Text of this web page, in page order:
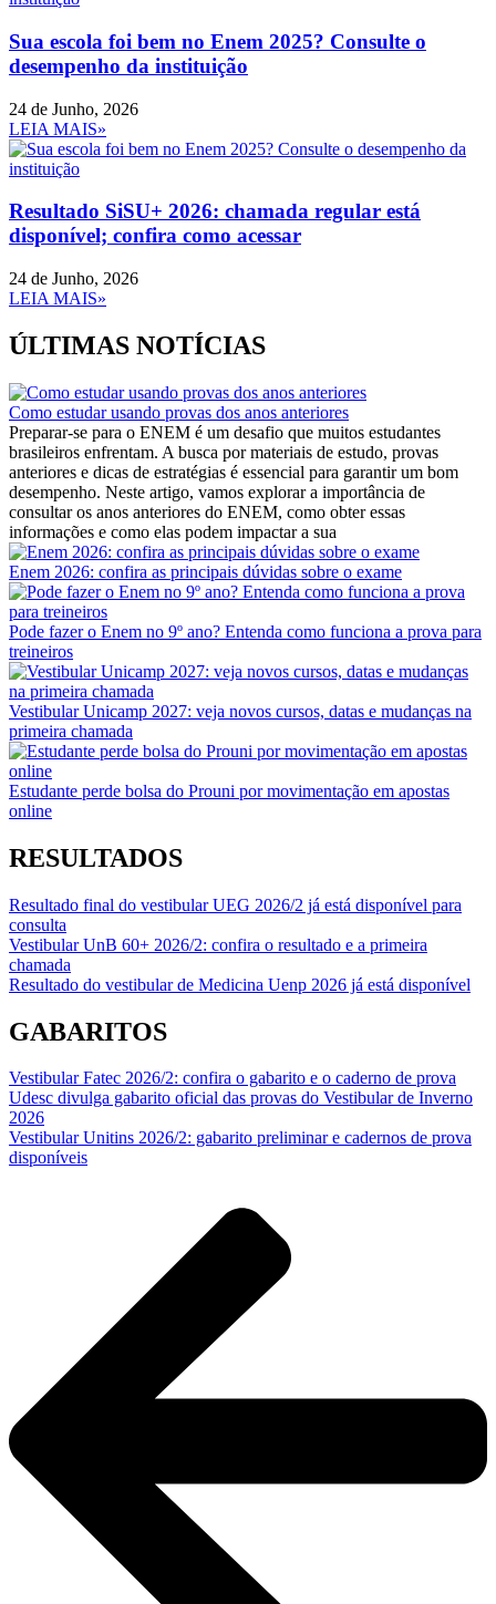
Sua escola foi bem no Enem 2025? Consulte o
desempenho da instituição
24 de Junho, 2026
LEIA MAIS»
Resultado SiSU+ 2026: chamada regular está
disponível; confira como acessar
24 de Junho, 2026
LEIA MAIS»
ÚLTIMAS NOTÍCIAS
Como estudar usando provas dos anos anteriores
Preparar-se para o ENEM é um desafio que muitos estudantes
brasileiros enfrentam. A busca por materiais de estudo, provas
anteriores e dicas de estratégias é essencial para garantir um bom
desempenho. Neste artigo, vamos explorar a importância de
consultar os anos anteriores do ENEM, como obter essas
informações e como elas podem impactar a sua
Enem 2026: confira as principais dúvidas sobre o exame
Pode fazer o Enem no 9º ano? Entenda como funciona a prova para
treineiros
Vestibular Unicamp 2027: veja novos cursos, datas e mudanças na
primeira chamada
Estudante perde bolsa do Prouni por movimentação em apostas
online
RESULTADOS
Resultado final do vestibular UEG 2026/2 já está disponível para
consulta
Vestibular UnB 60+ 2026/2: confira o resultado e a primeira
chamada
Resultado do vestibular de Medicina Uenp 2026 já está disponível
GABARITOS
Vestibular Fatec 2026/2: confira o gabarito e o caderno de prova
Udesc divulga gabarito oficial das provas do Vestibular de Inverno
2026
Vestibular Unitins 2026/2: gabarito preliminar e cadernos de prova
disponíveis